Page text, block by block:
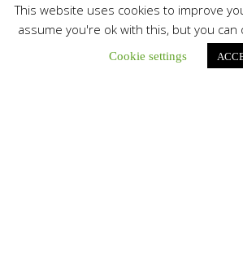
La Santa Sede presenta el programa
This website uses cookies to improve
assume you're ok with this, but you can
Cookie settings